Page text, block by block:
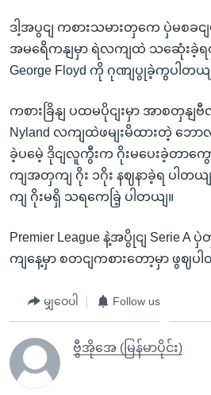
ဒါ့အပွငျ ကစားသမားတှကေ ပှဲမစခငျ
အမရေိကနျမှာ ရဲလကျထဲ သဆေုံးခဲ့ရ
George Floyd ကို ဂုဏျပွုခဲ့ကွပါတယ
ကစားခြိနျ ပထမပိုငျးမှာ အာစတှနျဗီ
Nyland လကျထဲဖမျးမိထားတဲ့ ဘော
ခဲ့ပမေဲ့ ဒိုငျလူကွီးက ဂိုးမပေးခဲ့တာကွ
ကျအတှကျ ဂိုး ၁ဂိုး နဈနာခဲ့ရ ပါတယျ
ကျ ဂိုးမရှိ သရကေခြဲ့ ပါတယျ။
Premier League နဲ့အပွိုငျ Serie A
ကျနေ့မှာ စတငျကစားတော့မှာ ဖွဈပါ
မျှဝေပါ Follow us
ဗွီအိုအေ (မြန်မာပိုင်း)